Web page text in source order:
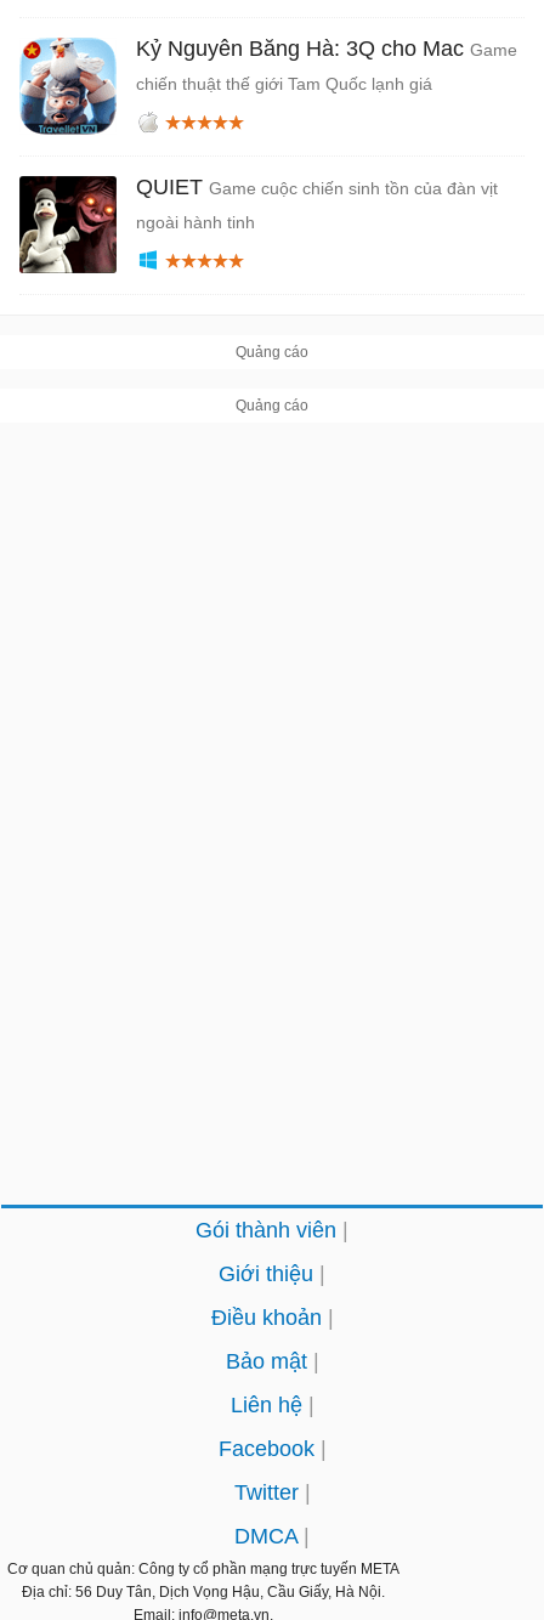
Kỷ Nguyên Băng Hà: 3Q cho Mac Game
chiến thuật thế giới Tam Quốc lạnh giá
QUIET Game cuộc chiến sinh tồn của đàn vịt
ngoài hành tinh
Gói thành viên
Giới thiệu
Điều khoản
Bảo mật
Liên hệ
Facebook
Twitter
DMCA
Cơ quan chủ quản: Công ty cổ phần mạng trực tuyến META
Địa chỉ: 56 Duy Tân, Dịch Vọng Hậu, Cầu Giấy, Hà Nội.
Email: info@meta.vn.